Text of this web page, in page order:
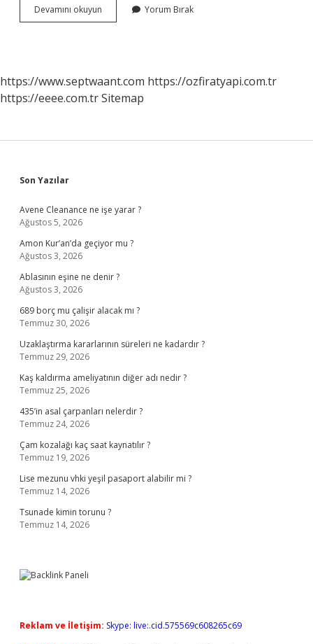
Devamını okuyun
Tam
Yorum Bırak
https://www.septwaant.com https://ozfiratyapi.com.tr
https://eeee.com.trSitemap
Sidebar
Son Yazılar
Avene Cleanance ne işe yarar ?
Ağustos 5, 2026
Amon Kur’an’da geçiyor mu ?
Ağustos 3, 2026
Ablasının eşine ne denir ?
Ağustos 3, 2026
689 borç mu çalişir alacak mı ?
Temmuz 30, 2026
Uzaklaştırma kararlarının süreleri ne kadardır ?
Temmuz 29, 2026
Kaş kaldırma ameliyatının diğer adı nedir ?
Temmuz 25, 2026
435’in asal çarpanları nelerdir ?
Temmuz 24, 2026
Çam kozalağı kaç saat kaynatılır ?
Temmuz 19, 2026
Lise mezunu vhki yeşil pasaport alabilir mi ?
Temmuz 14, 2026
Tsunade kimin torunu ?
Temmuz 14, 2026
Reklam ve İletişim: Skype: live:.cid.575569c608265c69